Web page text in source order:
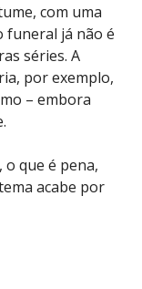
com uma
funeral já não é
séries. A
por exemplo,
– embora
o que é pena,
acabe por